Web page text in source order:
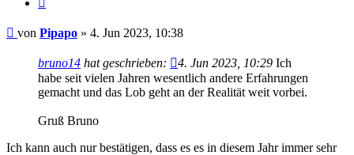
Beitrag
von Pipapo » 4. Jun 2023, 10:38
bruno14 hat geschrieben: 4. Jun 2023, 10:29 Ich
habe seit vielen Jahren wesentlich andere Erfahrungen
gemacht und das Lob geht an der Realität weit vorbei.
Gruß Bruno
Ich kann auch nur bestätigen, dass es es in diesem Jahr immer sehr